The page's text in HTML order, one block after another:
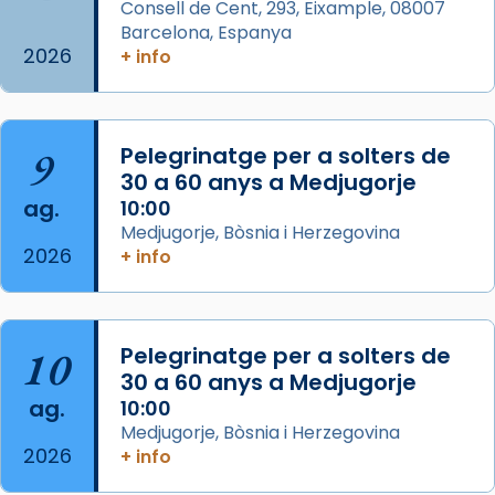
Arquebisbat de Barcelona
2 weeks ago
missa d’acció de gràcies en agraïment al
comitè organitzador de la visita apostòlica
del Sant Pare Lleó XIV a Barcelona, i als
col·laboradors, a la Catedral de Barcelona.
Mons. David Abadías.
📸 Dr. G. Simón
Photo
2026
Consell de Cent, 293, Eixample, 08007
Barcelona, Espanya
+ info
9
ag.
2026
Pelegrinatge per a solters de
30 a 60 anys a Medjugorje
10:00
Medjugorje, Bòsnia i Herzegovina
+ info
10
ag.
2026
Pelegrinatge per a solters de
30 a 60 anys a Medjugorje
10:00
Medjugorje, Bòsnia i Herzegovina
+ info